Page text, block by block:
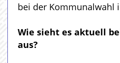
bei der Kommunalwahl
Wie sieht es aktuell
aus?